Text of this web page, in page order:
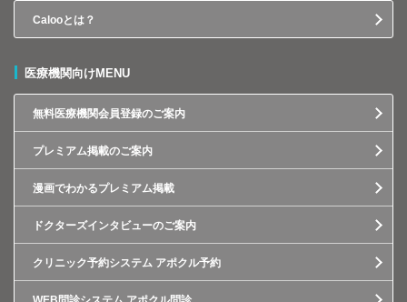
Calooとは？
医療機関向けMENU
無料医療機関会員登録のご案内
プレミアム掲載のご案内
漫画でわかるプレミアム掲載
ドクターズインタビューのご案内
クリニック予約システム アポクル予約